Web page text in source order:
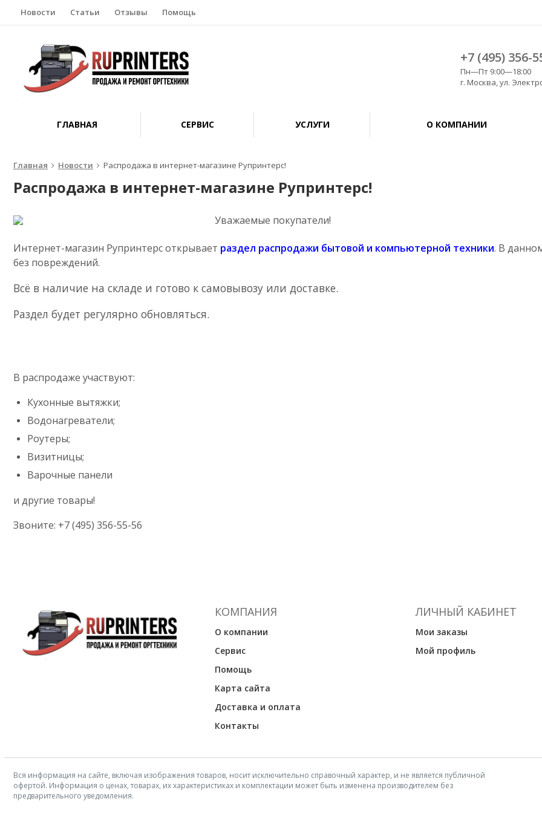
Новости Статьи Отзывы Помощь
+7 (495) 356-
Пн—Пт 9:00—18:00
г. Москва, ул.
ГЛАВНАЯ СЕРВИС УСЛУГИ О КОМПАНИИ
Главная Новости Распродажа в интернет-магазине Рупринтерс!
Распродажа в интернет-магазине Рупринтерс!
Уважаемые покупатели!
Интернет-магазин Рупринтерс открывает раздел распродажи бытовой и компьютерной техники. В
без повреждений.
Всё в наличие на складе и готово к самовывозу или доставке.
Раздел будет регулярно обновляться.
В распродаже участвуют:
Кухонные вытяжки;
Водонагреватели;
Роутеры;
Визитницы;
Варочные панели
и другие товары!
Звоните: +7 (495) 356-55-56
КОМПАНИЯ
О компании
Сервис
Помощь
Карта сайта
Доставка и оплата
Контакты
ЛИЧНЫЙ КАБИНЕТ
Мои заказы
Мой профиль
Вся информация на сайте, включая изображения товаров, носит исключительно справочный характер, и не является публичной
офертой. Информация о ценах, товарах, их характеристиках и комплектации может быть изменена производителем без
предварительного уведомления.